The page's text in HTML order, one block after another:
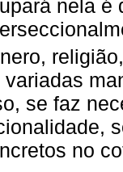
nela é
variadas
se faz
no